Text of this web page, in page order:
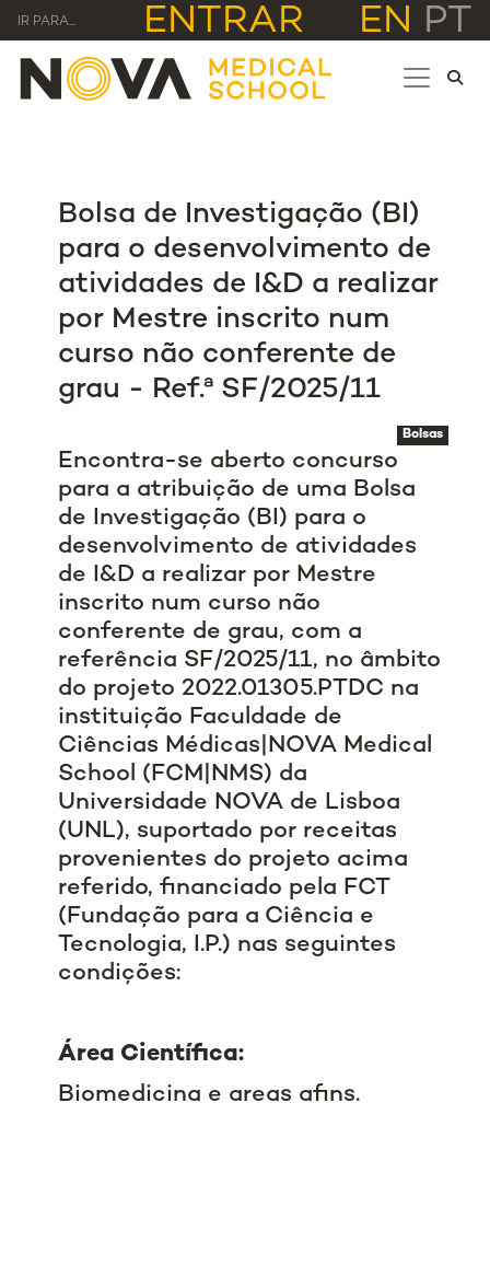
IR PARA... ENTRAR EN PT
Bolsa de Investigação (BI)
para o desenvolvimento de
atividades de I&D a realizar
por Mestre inscrito num
curso não conferente de
grau - Ref.ª SF/2025/11
Bolsas
Encontra-se aberto concurso
para a atribuição de uma Bolsa
de Investigação (BI) para o
desenvolvimento de atividades
de I&D a realizar por Mestre
inscrito num curso não
conferente de grau, com a
referência SF/2025/11, no âmbito
do projeto 2022.01305.PTDC na
instituição Faculdade de
Ciências Médicas|NOVA Medical
School (FCM|NMS) da
Universidade NOVA de Lisboa
(UNL), suportado por receitas
provenientes do projeto acima
referido, financiado pela FCT
(Fundação para a Ciência e
Tecnologia, I.P.) nas seguintes
condições:
Área Científica:
Biomedicina e areas afins.